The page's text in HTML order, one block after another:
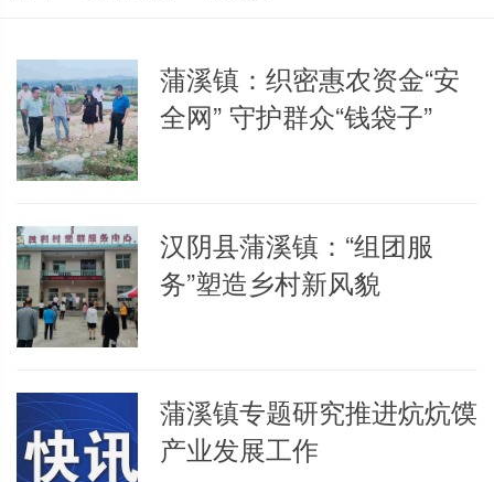
蒲溪镇：织密惠农资金“安
全网” 守护群众“钱袋子”
汉阴县蒲溪镇：“组团服
务”塑造乡村新风貌
蒲溪镇专题研究推进炕炕馍
产业发展工作